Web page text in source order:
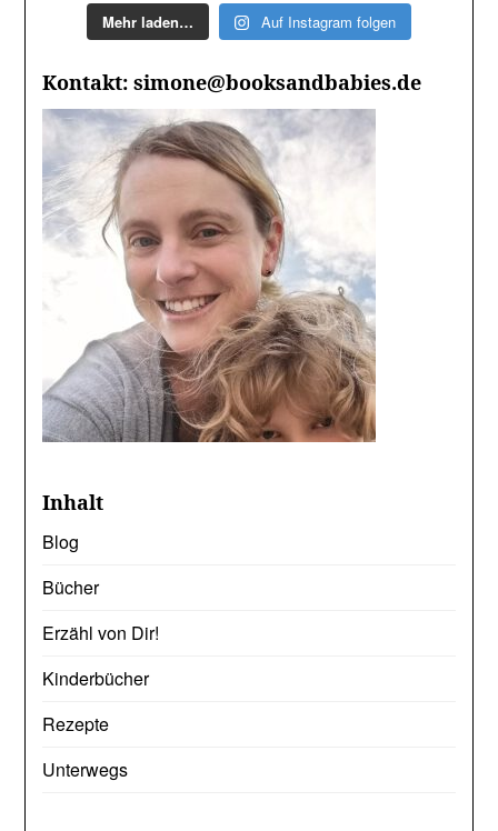
Mehr laden… Auf Instagram folgen
Kontakt: simone@booksandbabies.de
Inhalt
Blog
Bücher
Erzähl von Dir!
Kinderbücher
Rezepte
Unterwegs